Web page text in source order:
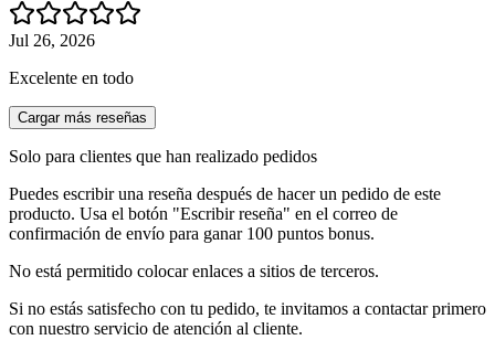
Jul 26, 2026
Excelente en todo
Cargar más reseñas
Solo para clientes que han realizado pedidos
Puedes escribir una reseña después de hacer un pedido de este
producto. Usa el botón "Escribir reseña" en el correo de
confirmación de envío para ganar 100 puntos bonus.
No está permitido colocar enlaces a sitios de terceros.
Si no estás satisfecho con tu pedido, te invitamos a contactar primero
con nuestro servicio de atención al cliente.